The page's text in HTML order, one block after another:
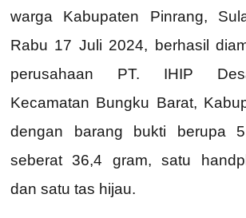
warga Kabupaten Pinrang,
Rabu 17 Juli 2024, berhasil
perusahaan PT. IHIP
Kecamatan Bungku Barat,
dengan barang bukti berupa
seberat 36,4 gram, satu
dan satu tas hijau.